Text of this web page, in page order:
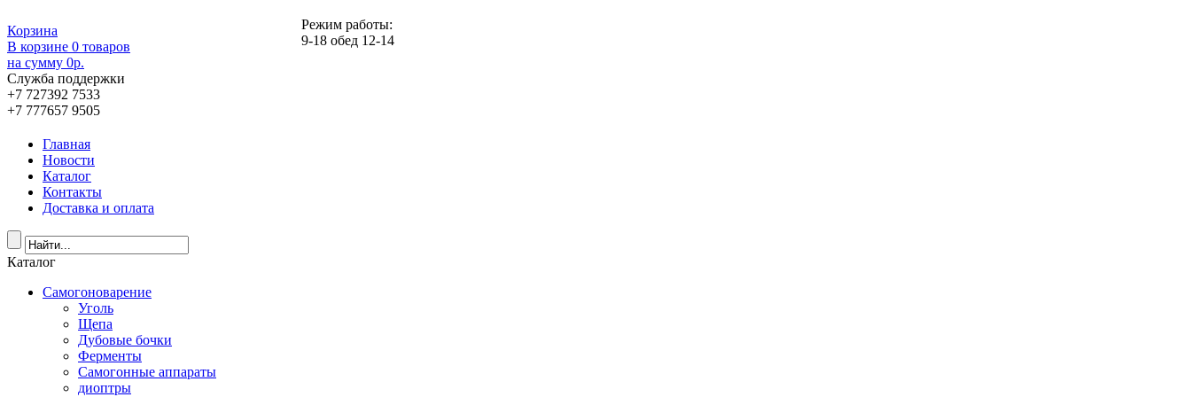
Режим работы:
9-18 обед 12-14
Корзина
В корзине 0 товаров
на сумму 0р.
Служба поддержки
+7 727392 7533
+7 777657 9505
Главная
Новости
Каталог
Контакты
Доставка и оплата
Каталог
Самогоноварение
Уголь
Щепа
Дубовые бочки
Ферменты
Самогонные аппараты
диоптры